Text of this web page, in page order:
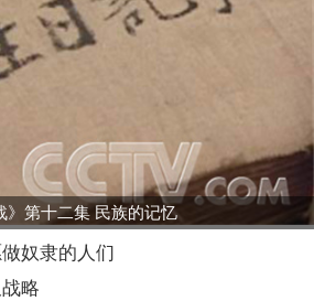
》第十二集 民族的记忆
奴隶的人们
略